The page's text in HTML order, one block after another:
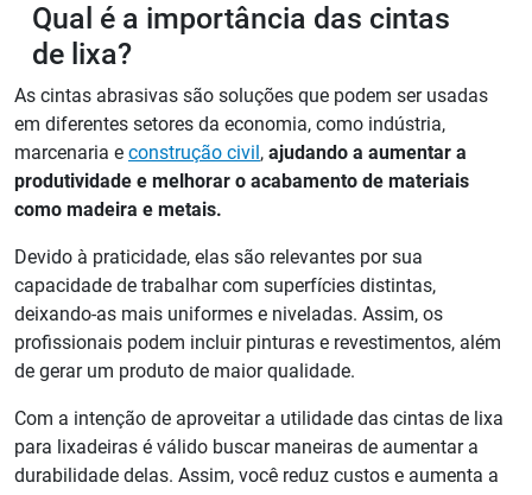
Qual é a importância das cintas
de lixa?
As cintas abrasivas são soluções que podem ser usadas
em diferentes setores da economia, como indústria,
marcenaria e construção civil , ajudando a aumentar a
produtividade e melhorar o acabamento de materiais
como madeira e metais.
Devido à praticidade, elas são relevantes por sua
capacidade de trabalhar com superfícies distintas,
deixando-as mais uniformes e niveladas. Assim, os
profissionais podem incluir pinturas e revestimentos, além
de gerar um produto de maior qualidade.
Com a intenção de aproveitar a utilidade das cintas de lixa
para lixadeiras é válido buscar maneiras de aumentar a
durabilidade delas. Assim, você reduz custos e aumenta a